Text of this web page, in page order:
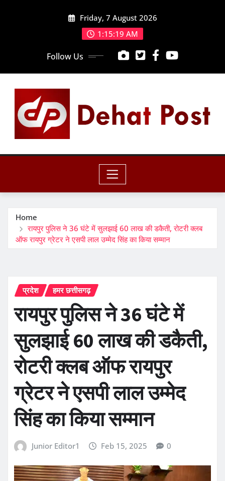
Friday, 7 August 2026
1:15:20 AM
Follow Us
Home
रायपुर पुलिस ने 36 घंटे में सुलझाई 60 लाख की डकैती, रोटरी क्लब
ऑफ रायपुर ग्रेटर ने एसपी लाल उम्मेद सिंह का किया सम्मान
प्रदेश हमर छत्तीसगढ़
रायपुर पुलिस ने 36 घंटे में
सुलझाई 60 लाख की डकैती,
रोटरी क्लब ऑफ रायपुर
ग्रेटर ने एसपी लाल उम्मेद
सिंह का किया सम्मान
Junior Editor1 Feb 15, 2025 0